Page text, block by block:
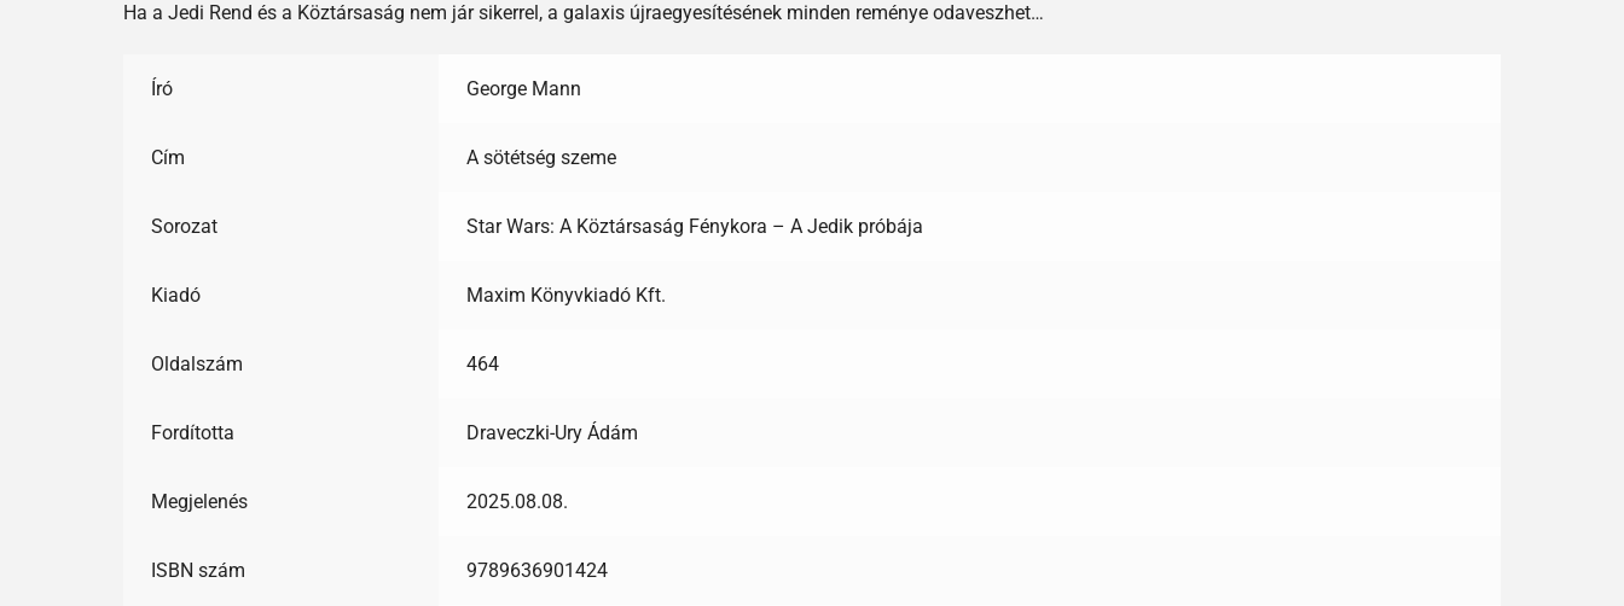
Ha a Jedi Rend és a Köztársaság nem jár sikerrel, a galaxis újraegyesítésének minden reménye odaveszhet…
Író George Mann
Cím A sötétség szeme
Sorozat Star Wars: A Köztársaság Fénykora – A Jedik próbája
Kiadó Maxim Könyvkiadó Kft.
Oldalszám 464
Fordította Draveczki-Ury Ádám
Megjelenés 2025.08.08.
ISBN szám 9789636901424